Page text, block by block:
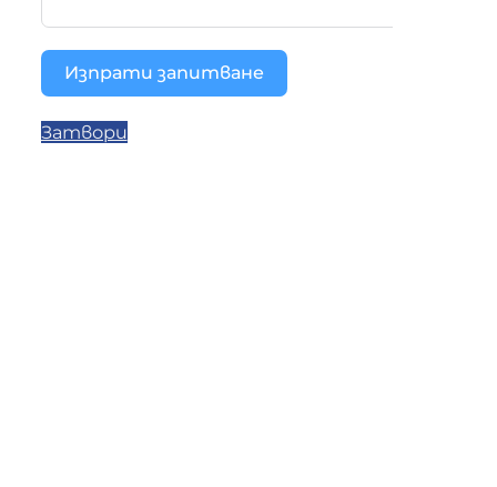
Изпрати запитване
Затвори